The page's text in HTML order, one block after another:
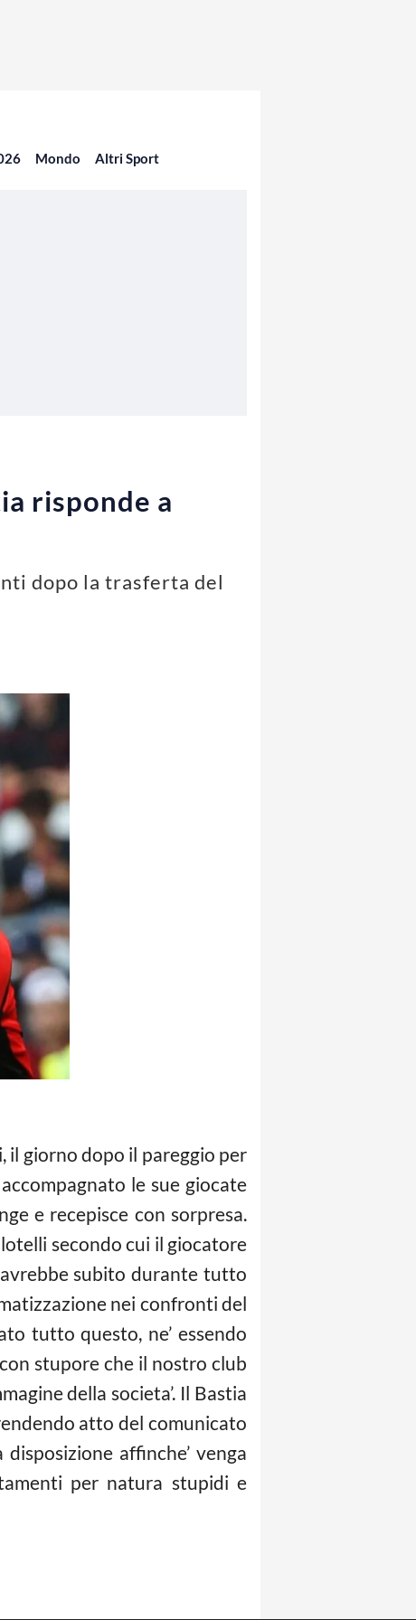
Mondo Altri Sport
risponde a
dopo la trasferta del
il giorno dopo il pareggio per
le sue giocate
e recepisce con sorpresa.
secondo cui il giocatore
subito durante tutto
nei confronti del
tutto questo, ne’ essendo
stupore che il nostro club
della societa’. Il Bastia
atto del comunicato
affinche’ venga
per natura stupidi e